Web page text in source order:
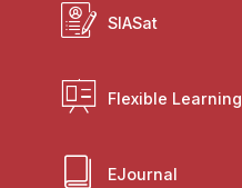
SIASat
Flexible Learning
EJournal